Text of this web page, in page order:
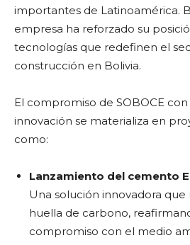
importantes de Latinoamérica.
empresa ha reforzado su
tecnologías que redefinen el
construcción en Bolivia.
El compromiso de SOBOCE
innovación se materializa en
como:
Lanzamiento del cemento
Una solución innovadora que
huella de carbono,
compromiso con el medio